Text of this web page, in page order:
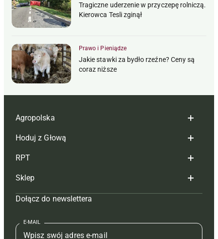
Tragiczne uderzenie w przyczepę rolniczą.
Kierowca Tesli zginął
Prawo i Pieniądze
Jakie stawki za bydło rzeźne? Ceny są
coraz niższe
Agropolska
Redakcja
Reklama
Tagi
Mapa serwisu
Kontakt
Hoduj z Głową
Hoduj z głową bydło
Hoduj z głową świnie
Prenumerata
Redakcja
RPT
Redakcja
Prenumerata
Reklama
Sklep
Czasopisma i prenumerata
Książki
Dołącz do newslettera
E-MAIL